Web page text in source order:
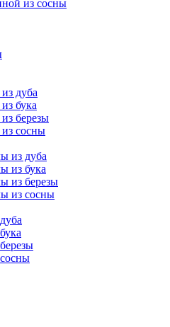
из сосны
дуба
бука
березы
сосны
из дуба
из бука
из березы
из сосны